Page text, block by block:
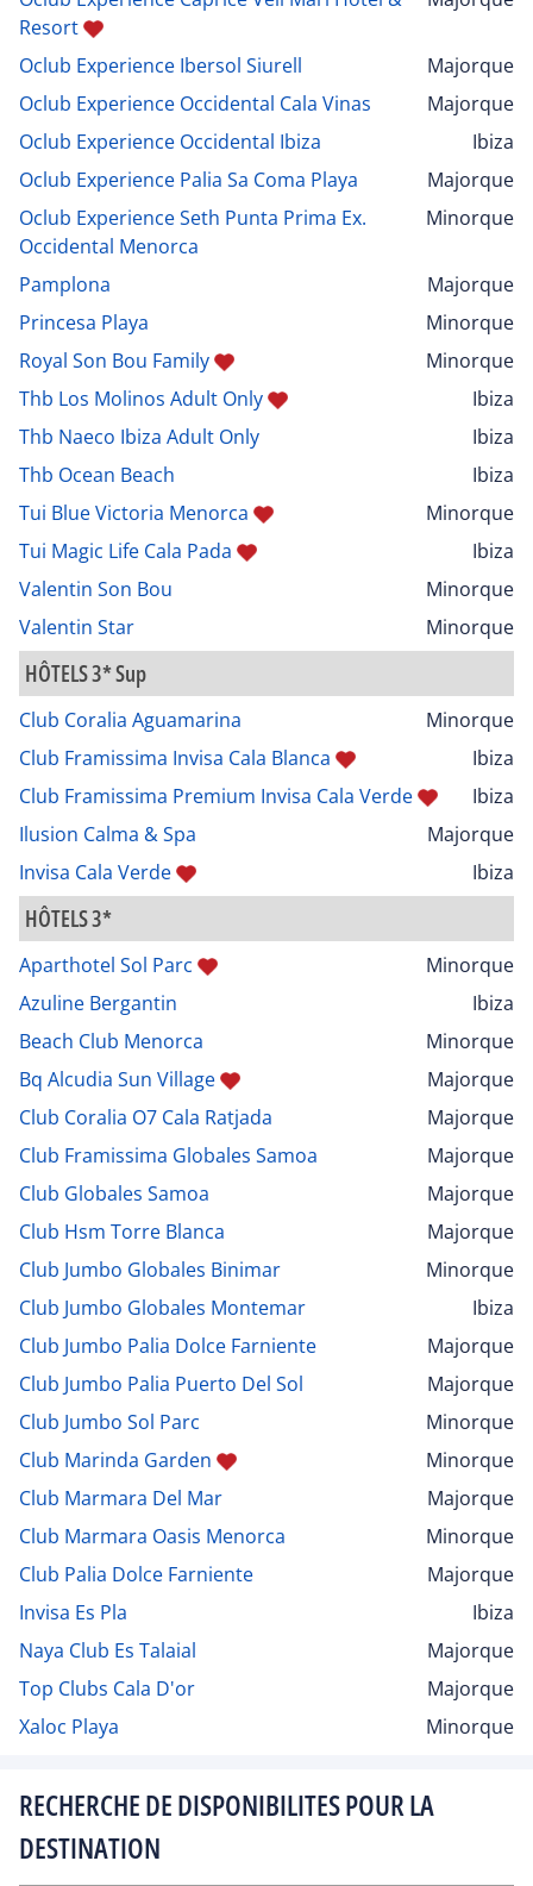
Resort
Oclub Experience Ibersol Siurell
Majorque
Oclub Experience Occidental Cala Vinas
Majorque
Oclub Experience Occidental Ibiza
Ibiza
Oclub Experience Palia Sa Coma Playa
Majorque
Oclub Experience Seth Punta Prima Ex.
Occidental Menorca
Minorque
Pamplona
Majorque
Princesa Playa
Minorque
Royal Son Bou Family
Minorque
Thb Los Molinos Adult Only
Ibiza
Thb Naeco Ibiza Adult Only
Ibiza
Thb Ocean Beach
Ibiza
Tui Blue Victoria Menorca
Minorque
Tui Magic Life Cala Pada
Ibiza
Valentin Son Bou
Minorque
Valentin Star
Minorque
HÔTELS 3* Sup
Club Coralia Aguamarina
Minorque
Club Framissima Invisa Cala Blanca
Ibiza
Club Framissima Premium Invisa Cala Verde
Ibiza
Ilusion Calma & Spa
Majorque
Invisa Cala Verde
Ibiza
HÔTELS 3*
Aparthotel Sol Parc
Minorque
Azuline Bergantin
Ibiza
Beach Club Menorca
Minorque
Bq Alcudia Sun Village
Majorque
Club Coralia O7 Cala Ratjada
Majorque
Club Framissima Globales Samoa
Majorque
Club Globales Samoa
Majorque
Club Hsm Torre Blanca
Majorque
Club Jumbo Globales Binimar
Minorque
Club Jumbo Globales Montemar
Ibiza
Club Jumbo Palia Dolce Farniente
Majorque
Club Jumbo Palia Puerto Del Sol
Majorque
Club Jumbo Sol Parc
Minorque
Club Marinda Garden
Minorque
Club Marmara Del Mar
Majorque
Club Marmara Oasis Menorca
Minorque
Club Palia Dolce Farniente
Majorque
Invisa Es Pla
Ibiza
Naya Club Es Talaial
Majorque
Top Clubs Cala D'or
Majorque
Xaloc Playa
Minorque
RECHERCHE DE DISPONIBILITES POUR LA
DESTINATION